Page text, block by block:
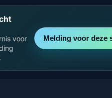
voor
Melding voor deze